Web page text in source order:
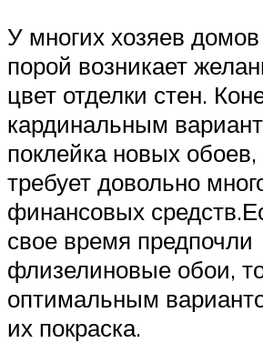
У многих хозяев
порой возникает
цвет отделки стен.
кардинальным
поклейка новых
требует довольно
финансовых
свое время предпочли
флизелиновые обои,
оптимальным
их покраска.